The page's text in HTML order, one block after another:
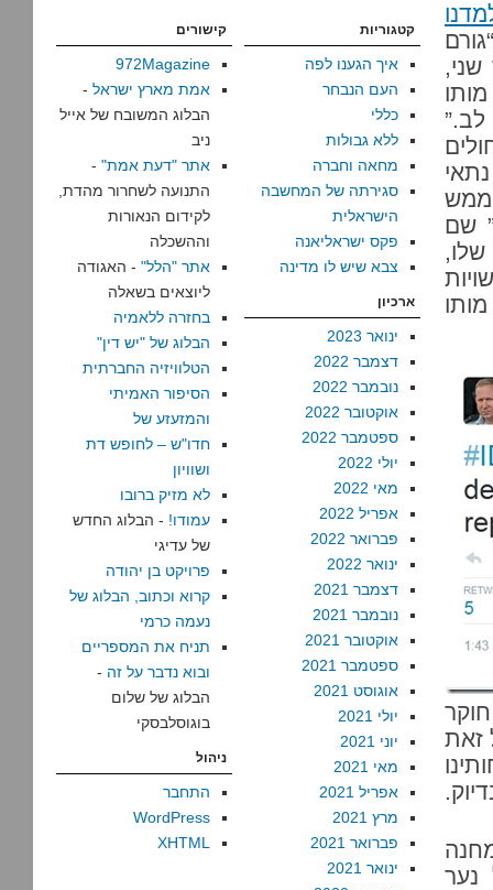
לב.”
ממש
שם
זאת
נער
קטגוריות
איך הגענו לפה
העם הנבחר
כללי
ללא גבולות
מחאה וחברה
סגירתה של המחשבה
הישראלית
פקס ישראליאנה
צבא שיש לו מדינה
ארכיון
ינואר 2023
דצמבר 2022
נובמבר 2022
אוקטובר 2022
ספטמבר 2022
יולי 2022
מאי 2022
אפריל 2022
פברואר 2022
ינואר 2022
דצמבר 2021
נובמבר 2021
אוקטובר 2021
ספטמבר 2021
אוגוסט 2021
יולי 2021
יוני 2021
מאי 2021
אפריל 2021
מרץ 2021
פברואר 2021
ינואר 2021
קישורים
972Magazine
אמת מארץ ישראל -
הבלוג המשובח של אייל
ניב
אתר "דעת אמת" -
התנועה לשחרור מהדת,
לקידום הנאורות
וההשכלה
אתר "הלל" - האגודה
ליוצאים בשאלה
בחזרה ללאמיה
הבלוג של "יש דין"
הטלוויזיה החברתית
הסיפור האמיתי
והמזעזע של
חדו"ש – לחופש דת
ושוויון
לא מזיק ברובו
עמודו! - הבלוג החדש
של עדיגי
פרויקט בן יהודה
קרוא וכתוב, הבלוג של
נעמה כרמי
תניח את המספריים
ובוא נדבר על זה -
הבלוג של שלום
בוגוסלבסקי
ניהול
התחבר
WordPress
XHTML